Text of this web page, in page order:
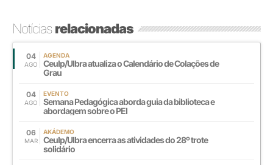
Notíciasrelacionadas
04
AGO
AGENDA
Ceulp/Ulbra atualiza o Calendário de Colações de
Grau
04
AGO
EVENTO
Semana Pedagógica aborda guia da biblioteca e
abordagem sobre o PEI
06
MAR
AKÁDEMO
Ceulp/Ulbra encerra as atividades do 28º trote
solidário